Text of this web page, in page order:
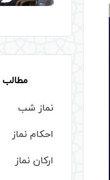
مطالب
نماز شب
احکام نماز
ارکان نماز